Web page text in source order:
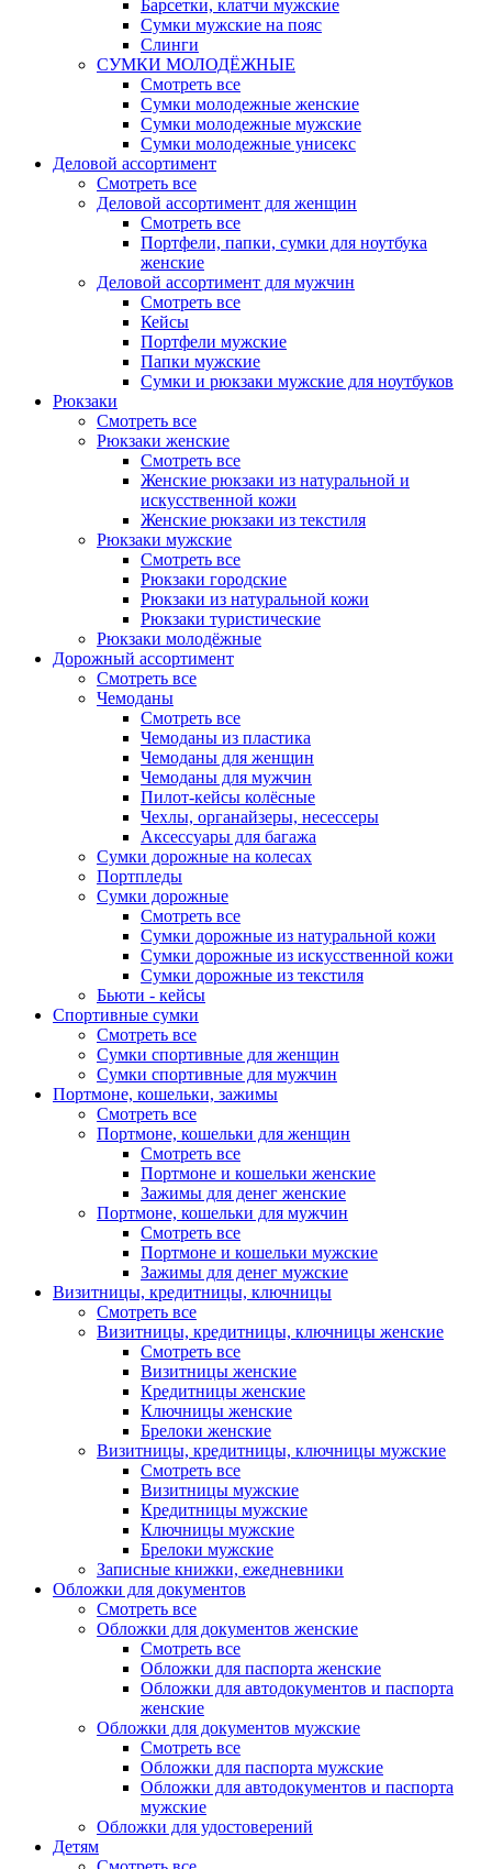
Барсетки, клатчи мужские
Сумки мужские на пояс
Слинги
СУМКИ МОЛОДЁЖНЫЕ
Смотреть все
Сумки молодежные женские
Сумки молодежные мужские
Сумки молодежные унисекс
Деловой ассортимент
Смотреть все
Деловой ассортимент для женщин
Смотреть все
Портфели, папки, сумки для ноутбука
женские
Деловой ассортимент для мужчин
Смотреть все
Кейсы
Портфели мужские
Папки мужские
Сумки и рюкзаки мужские для ноутбуков
Рюкзаки
Смотреть все
Рюкзаки женские
Смотреть все
Женские рюкзаки из натуральной и
искусственной кожи
Женские рюкзаки из текстиля
Рюкзаки мужские
Смотреть все
Рюкзаки городские
Рюкзаки из натуральной кожи
Рюкзаки туристические
Рюкзаки молодёжные
Дорожный ассортимент
Смотреть все
Чемоданы
Смотреть все
Чемоданы из пластика
Чемоданы для женщин
Чемоданы для мужчин
Пилот-кейсы колёсные
Чехлы, органайзеры, несессеры
Аксессуары для багажа
Сумки дорожные на колесах
Портпледы
Сумки дорожные
Смотреть все
Сумки дорожные из натуральной кожи
Сумки дорожные из искусственной кожи
Сумки дорожные из текстиля
Бьюти - кейсы
Спортивные сумки
Смотреть все
Сумки спортивные для женщин
Сумки спортивные для мужчин
Портмоне, кошельки, зажимы
Смотреть все
Портмоне, кошельки для женщин
Смотреть все
Портмоне и кошельки женские
Зажимы для денег женские
Портмоне, кошельки для мужчин
Смотреть все
Портмоне и кошельки мужские
Зажимы для денег мужские
Визитницы, кредитницы, ключницы
Смотреть все
Визитницы, кредитницы, ключницы женские
Смотреть все
Визитницы женские
Кредитницы женские
Ключницы женские
Брелоки женские
Визитницы, кредитницы, ключницы мужские
Смотреть все
Визитницы мужские
Кредитницы мужские
Ключницы мужские
Брелоки мужские
Записные книжки, ежедневники
Обложки для документов
Смотреть все
Обложки для документов женские
Смотреть все
Обложки для паспорта женские
Обложки для автодокументов и паспорта
женские
Обложки для документов мужские
Смотреть все
Обложки для паспорта мужские
Обложки для автодокументов и паспорта
мужские
Обложки для удостоверений
Детям